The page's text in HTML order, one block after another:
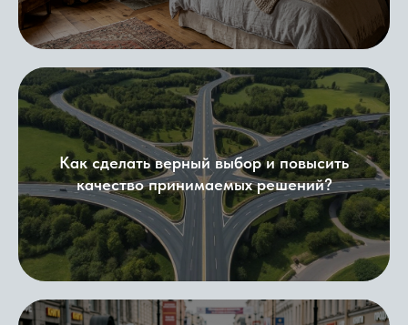
Как сделать верный выбор и повысить
качество принимаемых решений?